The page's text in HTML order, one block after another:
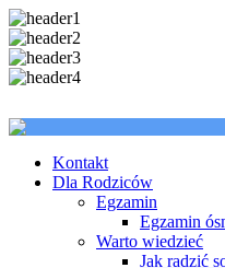
Kontakt
Dla Rodziców
Egzamin
Egzamin
Warto wiedzieć
Jak radzić